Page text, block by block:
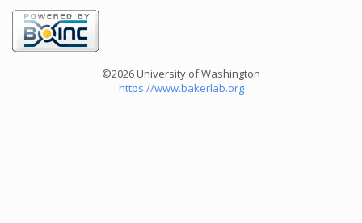
©2026 University of Washington
https://www.bakerlab.org